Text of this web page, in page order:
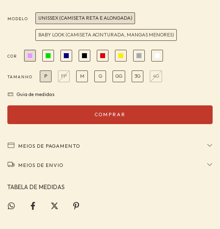
MODELO UNISSEX (CAMISETA RETA E ALONGADA)
BABY LOOK (CAMISETA ACINTURADA, MANGAS MENORES)
COR
TAMANHO P PP M G GG 3G 4G
Guia de medidas
MEIOS DE PAGAMENTO
MEIOS DE ENVIO
TABELA DE MEDIDAS